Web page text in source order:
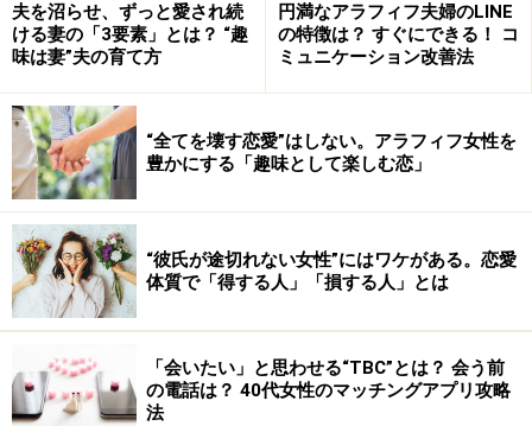
夫を沼らせ、ずっと愛され続
ける妻の「3要素」とは？ “趣
味は妻”夫の育て方
円満なアラフィフ夫婦のLINE
の特徴は？ すぐにできる！ コ
ミュニケーション改善法
“全てを壊す恋愛”はしない。アラフィフ女性を
豊かにする「趣味として楽しむ恋」
“彼氏が途切れない女性”にはワケがある。恋愛
体質で「得する人」「損する人」とは
「会いたい」と思わせる“TBC”とは？ 会う前
の電話は？ 40代女性のマッチングアプリ攻略
法